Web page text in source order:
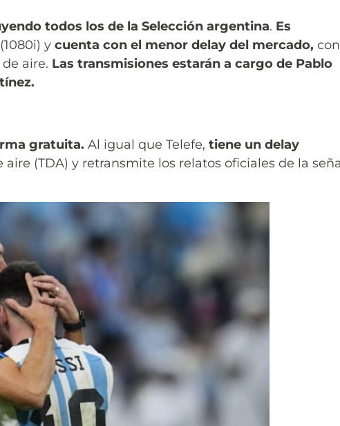
todos los de la Selección argentina. Es
y cuenta con el menor delay del mercado, con
aire. Las transmisiones estarán a cargo de Pablo
gratuita. Al igual que Telefe, tiene un delay
aire (TDA) y retransmite los relatos oficiales de la